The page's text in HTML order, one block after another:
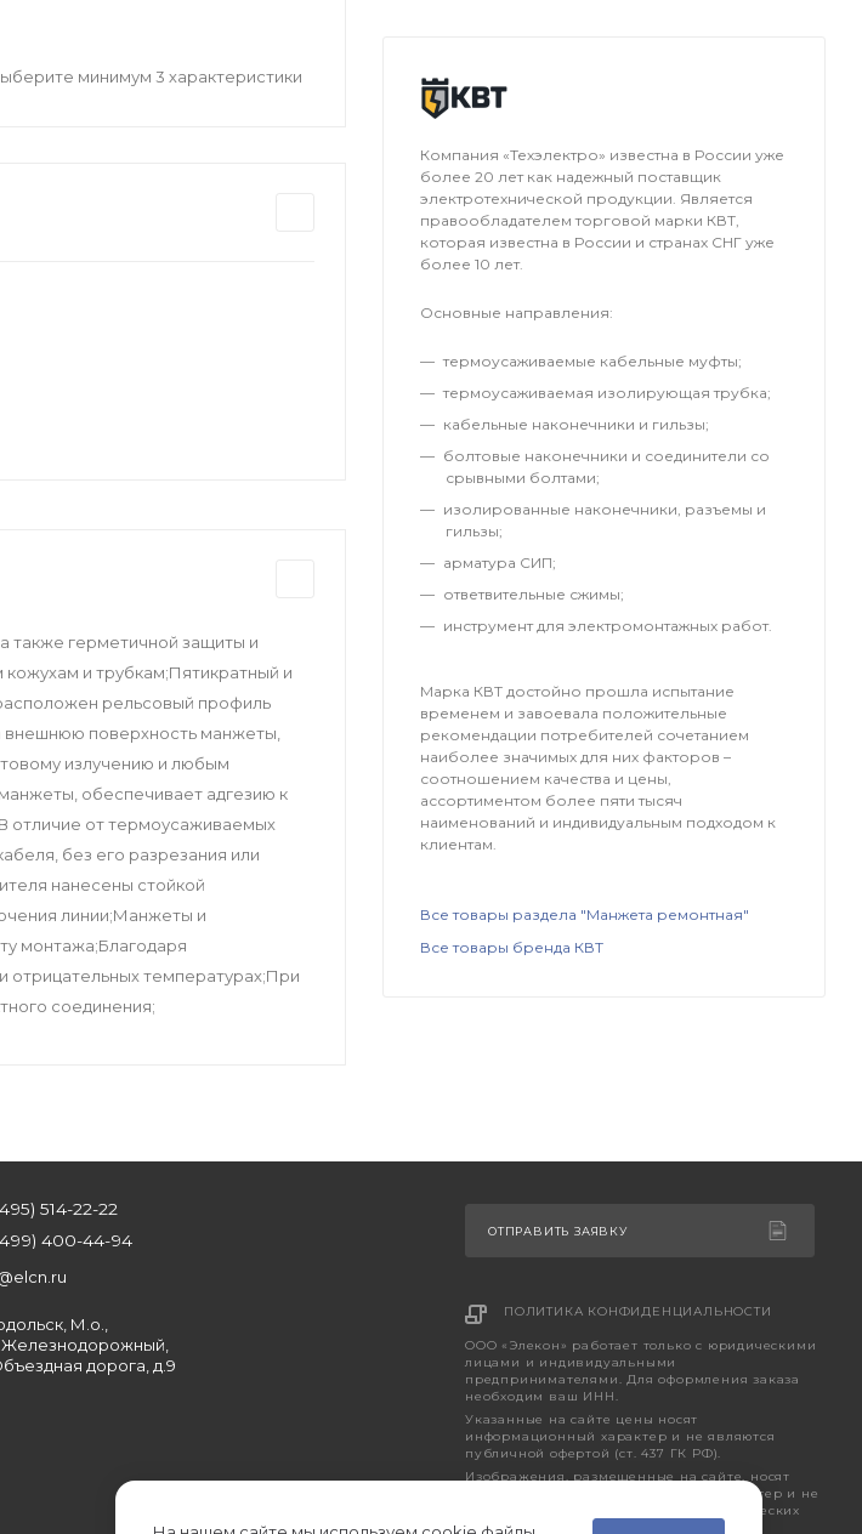
минимум 3 характеристики
также герметичной защиты и
и трубкам;Пятикратный и
рельсовый профиль
внешнюю поверхность манжеты,
излучению и любым
обеспечивает адгезию к
отличие от термоусаживаемых
без его разрезания или
нанесены стойкой
линии;Манжеты и
монтажа;Благодаря
отрицательных температурах;При
соединения;
Компания «Техэлектро» известна в России уже
более 20 лет как надежный поставщик
электротехнической продукции. Является
правообладателем торговой марки КВТ,
которая известна в России и странах СНГ уже
более 10 лет.
Основные направления:
термоусаживаемые кабельные муфты;
термоусаживаемая изолирующая трубка;
кабельные наконечники и гильзы;
болтовые наконечники и соединители со
срывными болтами;
изолированные наконечники, разъемы и
гильзы;
арматура СИП;
ответвительные сжимы;
инструмент для электромонтажных работ.
Марка КВТ достойно прошла испытание
временем и завоевала положительные
рекомендации потребителей сочетанием
наиболее значимых для них факторов –
соотношением качества и цены,
ассортиментом более пяти тысяч
наименований и индивидуальным подходом к
клиентам.
Все товары раздела "Манжета ремонтная"
Все товары бренда КВТ
514-22-22
400-44-94
М.о.,
дорога, д.9
ОТПРАВИТЬ ЗАЯВКУ
ПОЛИТИКА КОНФИДЕНЦИАЛЬНОСТИ
ООО «Элекон» работает только с юридическими
лицами и индивидуальными
предпринимателями. Для оформления заказа
необходим ваш ИНН.
Указанные на сайте цены носят
информационный характер и не являются
публичной офертой (ст. 437 ГК РФ).
Изображения, размещенные на сайте, носят
исключительно ознакомительный характер и не
являются точным отображением фактических
характеристик товара.